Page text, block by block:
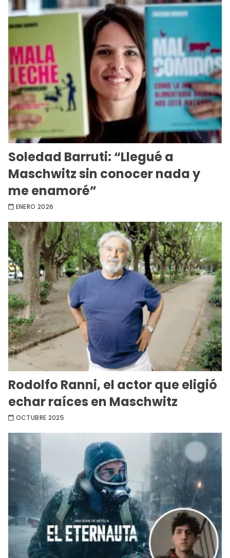
Soledad Barruti: “Llegué a
Maschwitz sin conocer nada y
me enamoré”
ENERO 2026
Rodolfo Ranni, el actor que eligió
echar raíces en Maschwitz
OCTUBRE 2025